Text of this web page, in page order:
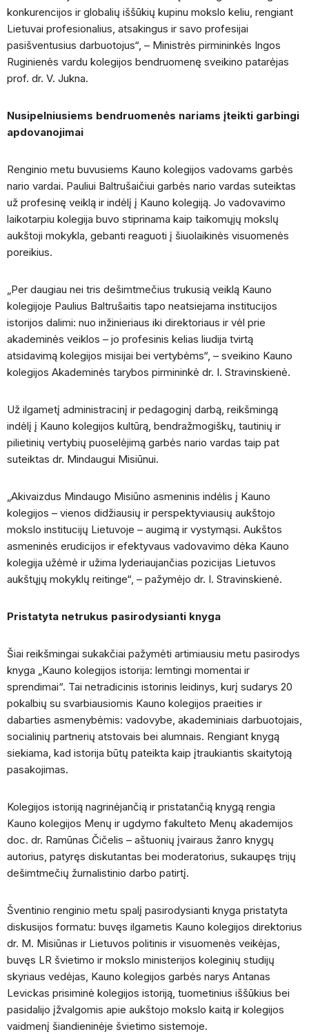
konkurencijos ir globalių iššūkių kupinu mokslo keliu, rengiant
Lietuvai profesionalius, atsakingus ir savo profesijai
pasišventusius darbuotojus“, – Ministrės pirmininkės Ingos
Ruginienės vardu kolegijos bendruomenę sveikino patarėjas
prof. dr. V. Jukna.
Nusipelniusiems bendruomenės nariams įteikti garbingi
apdovanojimai
Renginio metu buvusiems Kauno kolegijos vadovams garbės
nario vardai. Pauliui Baltrušaičiui garbės nario vardas suteiktas
už profesinę veiklą ir indėlį į Kauno kolegiją. Jo vadovavimo
laikotarpiu kolegija buvo stiprinama kaip taikomųjų mokslų
aukštoji mokykla, gebanti reaguoti į šiuolaikinės visuomenės
poreikius.
„Per daugiau nei tris dešimtmečius trukusią veiklą Kauno
kolegijoje Paulius Baltrušaitis tapo neatsiejama institucijos
istorijos dalimi: nuo inžinieriaus iki direktoriaus ir vėl prie
akademinės veiklos – jo profesinis kelias liudija tvirtą
atsidavimą kolegijos misijai bei vertybėms“, – sveikino Kauno
kolegijos Akademinės tarybos pirmininkė dr. I. Stravinskienė.
Už ilgametį administracinį ir pedagoginį darbą, reikšmingą
indėlį į Kauno kolegijos kultūrą, bendražmogiškų, tautinių ir
pilietinių vertybių puoselėjimą garbės nario vardas taip pat
suteiktas dr. Mindaugui Misiūnui.
„Akivaizdus Mindaugo Misiūno asmeninis indėlis į Kauno
kolegijos – vienos didžiausių ir perspektyviausių aukštojo
mokslo institucijų Lietuvoje – augimą ir vystymąsi. Aukštos
asmeninės erudicijos ir efektyvaus vadovavimo dėka Kauno
kolegija užėmė ir užima lyderiaujančias pozicijas Lietuvos
aukštųjų mokyklų reitinge“, – pažymėjo dr. I. Stravinskienė.
Pristatyta netrukus pasirodysianti knyga
Šiai reikšmingai sukakčiai pažymėti artimiausiu metu pasirodys
knyga „Kauno kolegijos istorija: lemtingi momentai ir
sprendimai“. Tai netradicinis istorinis leidinys, kurį sudarys 20
pokalbių su svarbiausiomis Kauno kolegijos praeities ir
dabarties asmenybėmis: vadovybe, akademiniais darbuotojais,
socialinių partnerių atstovais bei alumnais. Rengiant knygą
siekiama, kad istorija būtų pateikta kaip įtraukiantis skaitytoją
pasakojimas.
Kolegijos istoriją nagrinėjančią ir pristatančią knygą rengia
Kauno kolegijos Menų ir ugdymo fakulteto Menų akademijos
doc. dr. Ramūnas Čičelis – aštuonių įvairaus žanro knygų
autorius, patyręs diskutantas bei moderatorius, sukaupęs trijų
dešimtmečių žurnalistinio darbo patirtį.
Šventinio renginio metu spalį pasirodysianti knyga pristatyta
diskusijos formatu: buvęs ilgametis Kauno kolegijos direktorius
dr. M. Misiūnas ir Lietuvos politinis ir visuomenės veikėjas,
buvęs LR švietimo ir mokslo ministerijos koleginių studijų
skyriaus vedėjas, Kauno kolegijos garbės narys Antanas
Levickas prisiminė kolegijos istoriją, tuometinius iššūkius bei
pasidalijo įžvalgomis apie aukštojo mokslo kaitą ir kolegijos
vaidmenį šiandieninėje švietimo sistemoje.